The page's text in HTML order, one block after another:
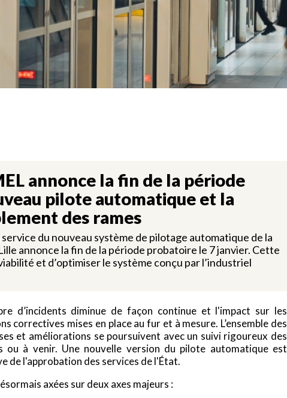
annonce la fin de la période
pilote automatique et la
des rames
du nouveau système de pilotage automatique de la
annonce la fin de la période probatoire le 7 janvier. Cette
et d’optimiser le système conçu par l’industriel
d’incidents diminue de façon continue et l'impact sur les
correctives mises en place au fur et à mesure. L’ensemble des
et améliorations se poursuivent avec un suivi rigoureux des
ou à venir. Une nouvelle version du pilote automatique est
de l'approbation des services de l'État.
axées sur deux axes majeurs :